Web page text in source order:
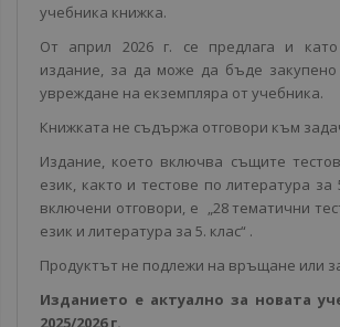
учебника книжка.
От април 2026 г. се предлага и като
издание, за да може да бъде закупено
увреждане на екземпляра от учебника.
Книжката не съдържа отговори към
Издание, което включва същите
език, както и тестове по литература за
включени отговори, е „28 тематични
език и литература за 5. клас“ .
Продуктът не подлежи на връщане или
Изданието е актуално за новата
2025/2026 г.